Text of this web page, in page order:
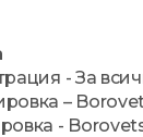
- За
–
-